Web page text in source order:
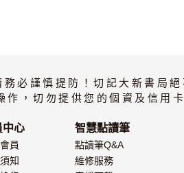
必謹慎提防！切記大新書局
作，切勿提供您的個資及信用
中心
員
知
智慧點讀筆
點讀筆Q&A
維修服務